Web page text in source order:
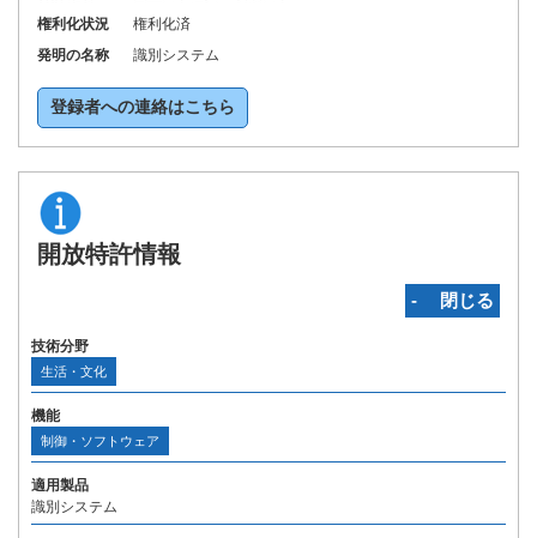
権利化状況
権利化済
発明の名称
識別システム
登録者への連絡はこちら
開放特許情報
‐ 閉じる
技術分野
生活・文化
機能
制御・ソフトウェア
適用製品
識別システム